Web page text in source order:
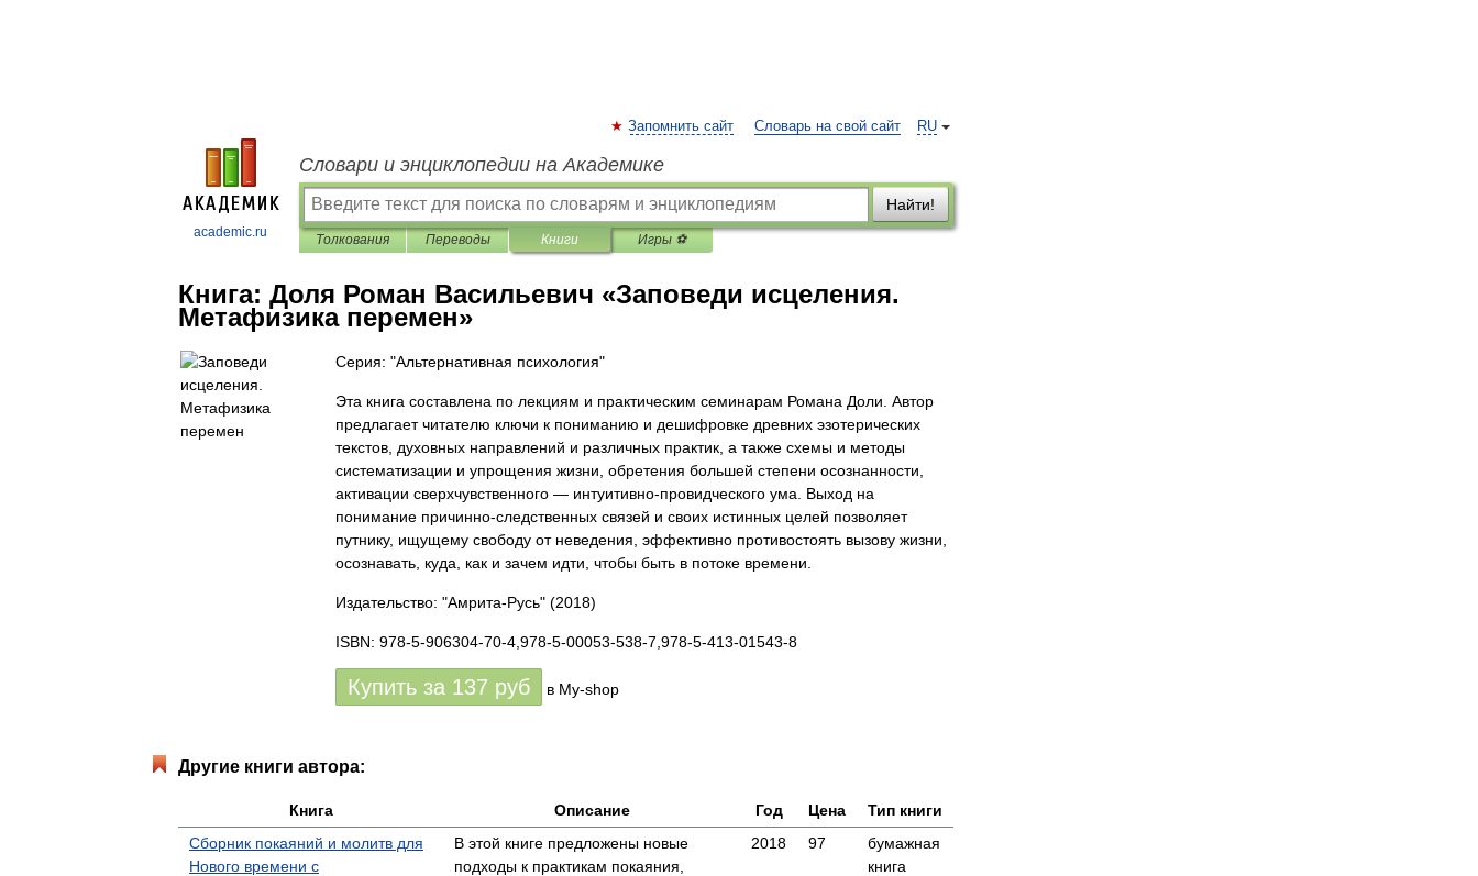
academic.ru
RU
Запомнить сайт Словарь на свой сайт
Словари и энциклопедии на Академике
Найти!
Толкования Переводы Книги Игры ⚽
Книга: Доля Роман Васильевич «Заповеди исцеления.
Метафизика перемен»
Серия: "Альтернативная психология"
Эта книга составлена по лекциям и практическим семинарам Романа Доли. Автор
предлагает читателю ключи к пониманию и дешифровке древних эзотерических
текстов, духовных направлений и различных практик, а также схемы и методы
систематизации и упрощения жизни, обретения большей степени осознанности,
активации сверхчувственного — интуитивно-провидческого ума. Выход на
понимание причинно-следственных связей и своих истинных целей позволяет
путнику, ищущему свободу от неведения, эффективно противостоять вызову жизни,
осознавать, куда, как и зачем идти, чтобы быть в потоке времени.
Издательство: "Амрита-Русь" (2018)
ISBN: 978-5-906304-70-4,978-5-00053-538-7,978-5-413-01543-8
Купить за 137 руб в My-shop
Другие книги автора:
Книга Описание Год Цена
Тип книги
Сборник покаяний и молитв для
Нового времени с
В этой книге предложены новые
подходы к практикам покаяния,
2018 97
бумажная
книга